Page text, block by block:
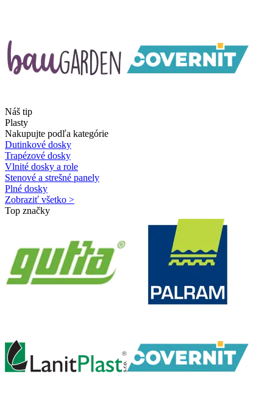
Náš tip
Plasty
Nakupujte podľa kategórie
Dutinkové dosky
Trapézové dosky
Vlnité dosky a role
Stenové a strešné panely
Plné dosky
Zobraziť všetko >
Top značky